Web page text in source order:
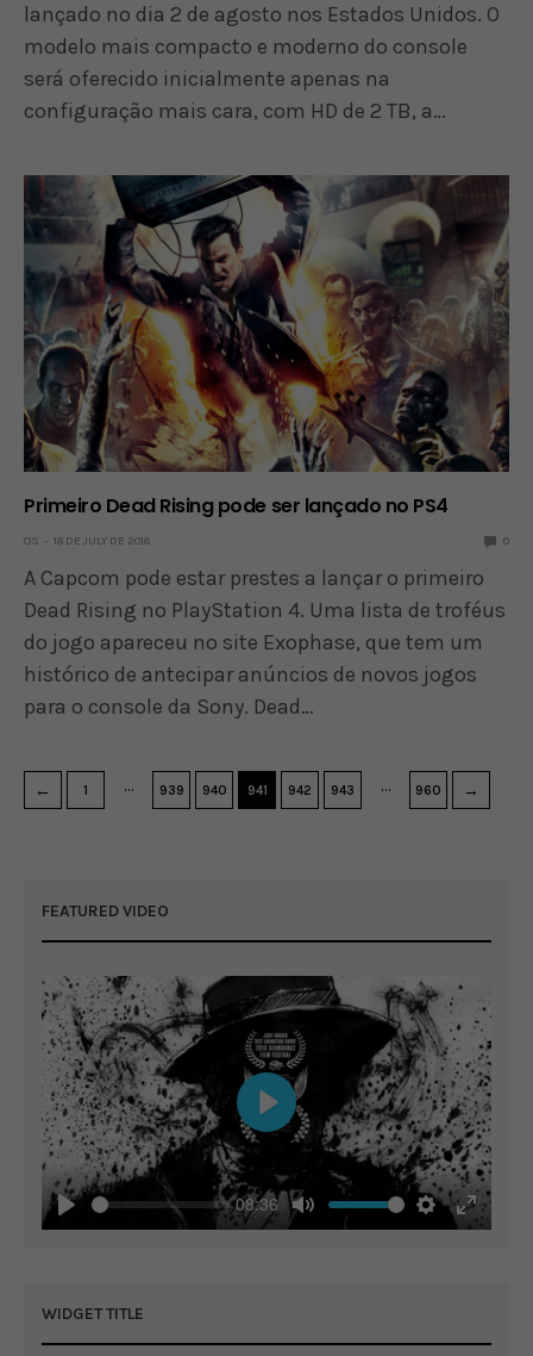
lançado no dia 2 de agosto nos Estados Unidos. O
modelo mais compacto e moderno do console
será oferecido inicialmente apenas na
configuração mais cara, com HD de 2 TB, a…
Primeiro Dead Rising pode ser lançado no PS4
OS 18 DE JULY DE 2016 0
A Capcom pode estar prestes a lançar o primeiro
Dead Rising no PlayStation 4. Uma lista de troféus
do jogo apareceu no site Exophase, que tem um
histórico de antecipar anúncios de novos jogos
para o console da Sony. Dead…
← 1 … 939 940 941 942 943 … 960 →
FEATURED VIDEO
Play
08:36
Mute SettingsEnter
Play
WIDGET TITLE